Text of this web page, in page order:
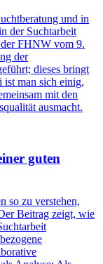
und in
der Suchtarbeit
FHNW vom 9.
der
dieses bringt
ist man sich einig,
mit den
ausmacht.
guten
so zu verstehen,
Beitrag zeigt, wie